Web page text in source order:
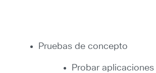
Pruebas de concepto
Probar